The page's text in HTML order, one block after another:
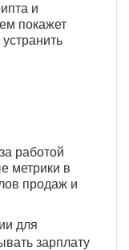
и
покажет
работой
метрики в
продаж и
для
зарплату